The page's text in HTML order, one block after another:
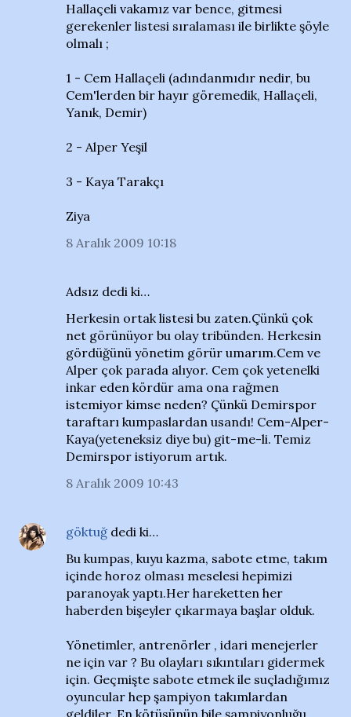
Hallaçeli vakamız var bence, gitmesi
gerekenler listesi sıralaması ile birlikte şöyle
olmalı ;
1 - Cem Hallaçeli (adındanmıdır nedir, bu
Cem'lerden bir hayır göremedik, Hallaçeli,
Yanık, Demir)
2 - Alper Yeşil
3 - Kaya Tarakçı
Ziya
8 Aralık 2009 10:18
Adsız dedi ki…
Herkesin ortak listesi bu zaten.Çünkü çok
net görünüyor bu olay tribünden. Herkesin
gördüğünü yönetim görür umarım.Cem ve
Alper çok parada alıyor. Cem çok yetenelki
inkar eden kördür ama ona rağmen
istemiyor kimse neden? Çünkü Demirspor
taraftarı kumpaslardan usandı! Cem-Alper-
Kaya(yeteneksiz diye bu) git-me-li. Temiz
Demirspor istiyorum artık.
8 Aralık 2009 10:43
göktuğ dedi ki…
Bu kumpas, kuyu kazma, sabote etme, takım
içinde horoz olması meselesi hepimizi
paranoyak yaptı.Her hareketten her
haberden bişeyler çıkarmaya başlar olduk.
Yönetimler, antrenörler , idari menejerler
ne için var ? Bu olayları sıkıntıları gidermek
için. Geçmişte sabote etmek ile suçladığımız
oyuncular hep şampiyon takımlardan
geldiler. En kötüsünün bile şampiyonluğu